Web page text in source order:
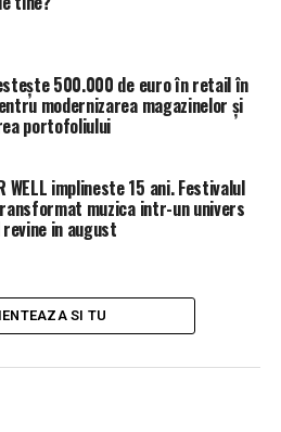
de Externe să solicite
dacă acuzaţiile acestuia s-au
PRIMA
i-a găsit ÎNLOCUITOR lui
Simona Halep a pierdut din
de AZI
500.000 de euro în retail în
modernizarea magazinelor și
portofoliului
WELL implineste 15 ani. Festivalul
muzica intr-un univers
in august
SI TU